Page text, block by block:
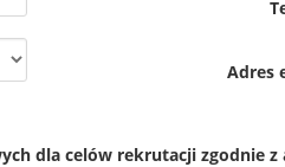
Adres
dla celów rekrutacji zgodnie